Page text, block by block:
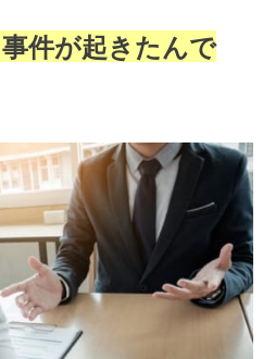
件が起きたんで